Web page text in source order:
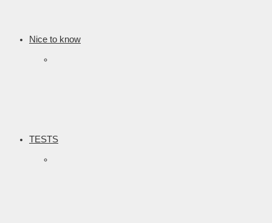
Nice to know
TESTS